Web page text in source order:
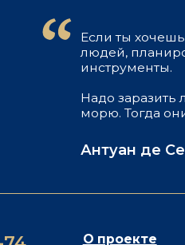
Команда
Яхта
Публичная оферта